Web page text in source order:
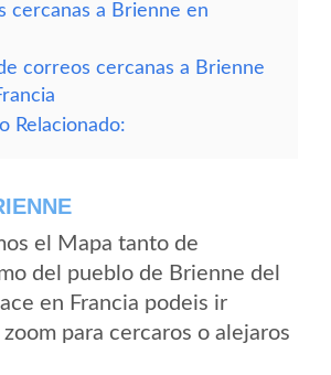
cercanas a Brienne en
correos cercanas a Brienne
Relacionado:
el Mapa tanto de
del pueblo de Brienne del
en Francia podeis ir
para cercaros o alejaros